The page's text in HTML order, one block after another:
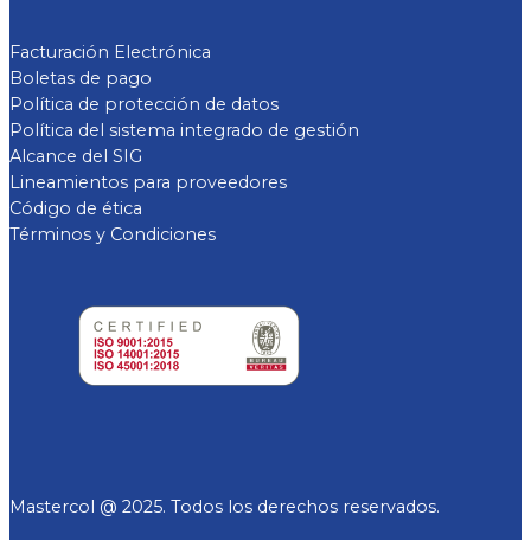
Facturación Electrónica
Boletas de pago
Política de protección de datos
Política del sistema integrado de gestión
Alcance del SIG
Lineamientos para proveedores
Código de ética
Términos y Condiciones
Mastercol @ 2025. Todos los derechos reservados.